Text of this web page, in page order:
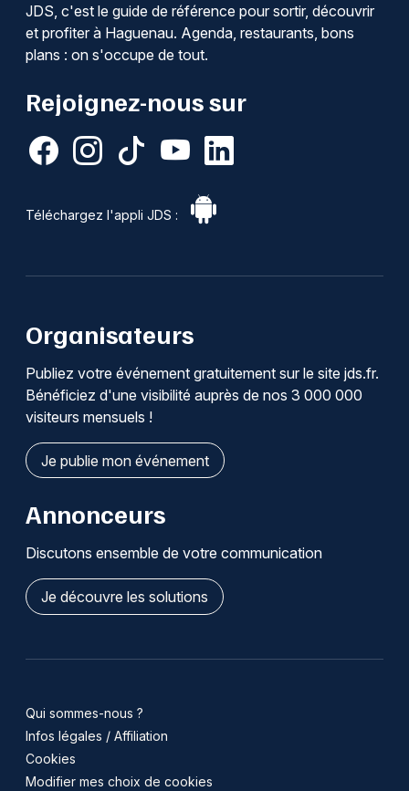
JDS, c'est le guide de référence pour sortir, découvrir
et profiter à Haguenau. Agenda, restaurants, bons
plans : on s'occupe de tout.
Rejoignez-nous sur
Téléchargez l'appli JDS :
Organisateurs
Publiez votre événement gratuitement sur le site jds.fr.
Bénéficiez d'une visibilité auprès de nos 3 000 000
visiteurs mensuels !
Je publie mon événement
Annonceurs
Discutons ensemble de votre communication
Je découvre les solutions
Qui sommes-nous ?
Infos légales / Affiliation
Cookies
Modifier mes choix de cookies